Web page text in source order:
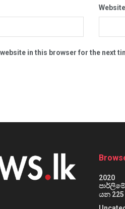
Website
in this browser for the next
2020
යන